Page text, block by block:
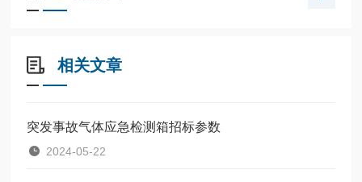
相关文章
突发事故气体应急检测箱招标参数
2024-05-22